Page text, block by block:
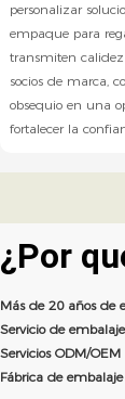
personalizar
empaque para
transmiten calidez
socios de marca,
obsequio en una
fortalecer la
¿Por
Más de 20 años de
Servicio de
Servicios ODM/OEM
Fábrica de